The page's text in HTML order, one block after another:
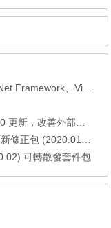
DirectX、Flash Player、JRE
安全漏洞、印表機呼叫(RPC)漏洞
包 (2020.01月份)
可轉散發套件包